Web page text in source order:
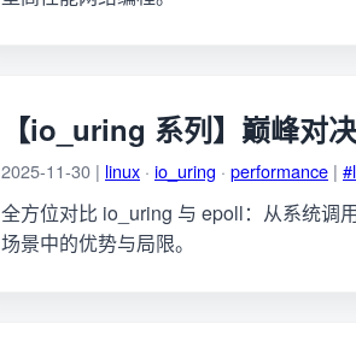
【io_uring 系列】巅峰
2025-11-30 | linux · io_uring · performance |
全方位对比 io_uring 与 epoll：从系统调
场景中的优势与局限。